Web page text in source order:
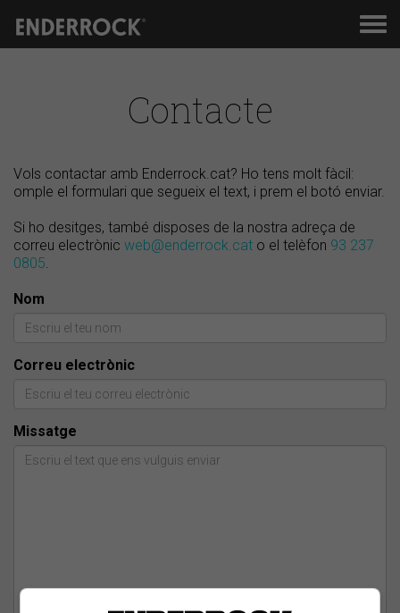
Contacte
Vols contactar amb Enderrock.cat? Ho tens molt fàcil:
omple el formulari que segueix el text, i prem el botó enviar.
Si ho desitges, també disposes de la nostra adreça de
correu electrònic web@enderrock.cat o el telèfon 93 237
0805.
Nom
Correu electrònic
Missatge